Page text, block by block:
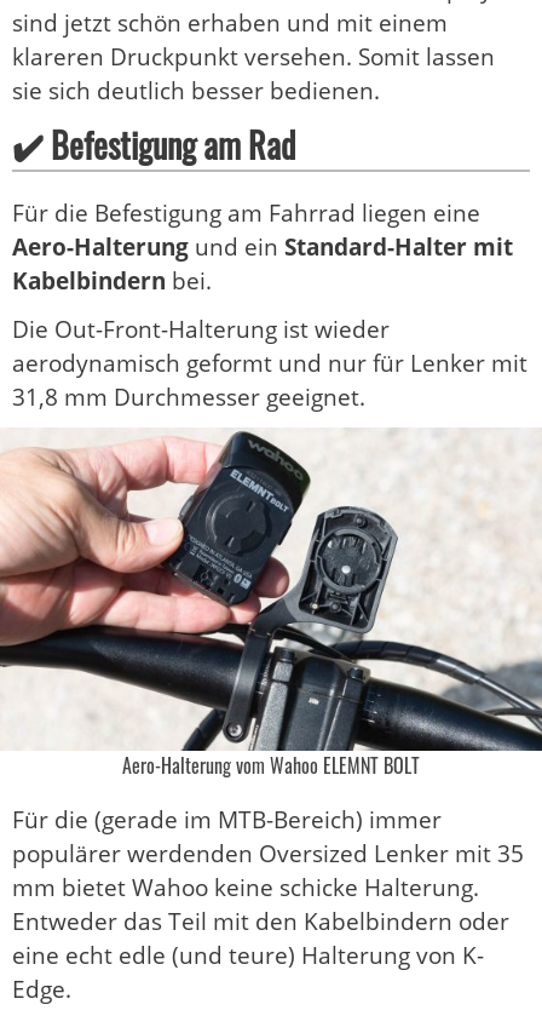
sind jetzt schön erhaben und mit einem
klareren Druckpunkt versehen. Somit lassen
sie sich deutlich besser bedienen.
✔️ Befestigung am Rad
Für die Befestigung am Fahrrad liegen eine
Aero-Halterung und ein Standard-Halter mit
Kabelbindern bei.
Die Out-Front-Halterung ist wieder
aerodynamisch geformt und nur für Lenker mit
31,8 mm Durchmesser geeignet.
Aero-Halterung vom Wahoo ELEMNT BOLT
Für die (gerade im MTB-Bereich) immer
populärer werdenden Oversized Lenker mit 35
mm bietet Wahoo keine schicke Halterung.
Entweder das Teil mit den Kabelbindern oder
eine echt edle (und teure) Halterung von K-
Edge.